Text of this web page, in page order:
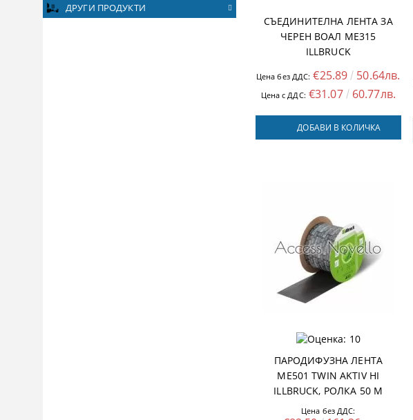
ДРУГИ ПРОДУКТИ
СЪЕДИНИТЕЛНА ЛЕНТА ЗА
ЧЕРЕН ВОАЛ ME315
ILLBRUCK
Цена без ДДС: €25.89 50.64лв.
Цена с ДДС: €31.07 60.77лв.
ДОБАВИ В КОЛИЧКА
ПАРОДИФУЗНА ЛЕНТА
ME501 TWIN AKTIV HI
ILLBRUCK, РОЛКА 50 M
Цена без ДДС: